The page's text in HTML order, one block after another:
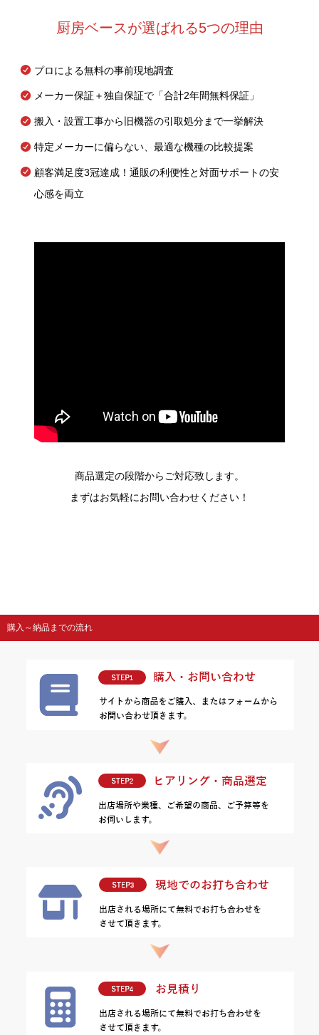
厨房ベースが選ばれる5つの理由
プロによる無料の事前現地調査
メーカー保証＋独自保証で「合計2年間無料保証」
搬入・設置工事から旧機器の引取処分まで一挙解決
特定メーカーに偏らない、最適な機種の比較提案
顧客満足度3冠達成！通販の利便性と対面サポートの安
心感を両立
商品選定の段階からご対応致します。
まずはお気軽にお問い合わせください！
購入～納品までの流れ